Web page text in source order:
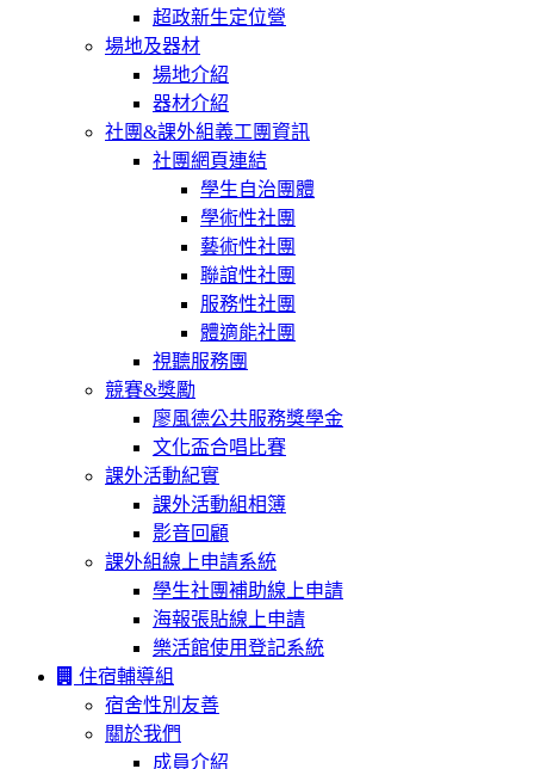
超政新生定位營
場地及器材
場地介紹
器材介紹
社團&課外組義工團資訊
社團網頁連結
學生自治團體
學術性社團
藝術性社團
聯誼性社團
服務性社團
體適能社團
視聽服務團
競賽&獎勵
廖風德公共服務獎學金
文化盃合唱比賽
課外活動紀實
課外活動組相簿
影音回顧
課外組線上申請系統
學生社團補助線上申請
海報張貼線上申請
樂活館使用登記系統
住宿輔導組
宿舍性別友善
關於我們
成員介紹